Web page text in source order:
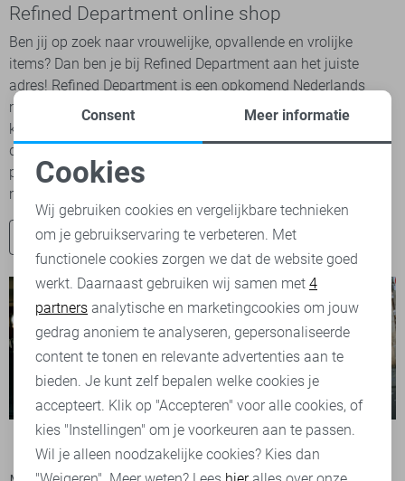
Refined Department online shop
Ben jij op zoek naar vrouwelijke, opvallende en vrolijke
items? Dan ben je bij Refined Department aan het juiste
adres! Refined Department is een opkomend Nederlands
merk dat betaalbare dameskleding aanbiedt. Alle
kledingstukken kenmerkt zich door veel kleur en unieke
details. Zo hebben de verschillende producten grafische
printjes, mooie kanten stoffen en zijn de modellen vlot en
modieus. Binnen...
Shop nu
Noodzakelijke cookies
Personalisatie cookies
Analytische cookies
Marketing cookies
Consent Meer informatie
Cookies
Wij gebruiken cookies en vergelijkbare technieken
om je gebruikservaring te verbeteren. Met
functionele cookies zorgen we dat de website goed
werkt. Daarnaast gebruiken wij samen met 4
partners analytische en marketingcookies om jouw
gedrag anoniem te analyseren, gepersonaliseerde
content te tonen en relevante advertenties aan te
bieden. Je kunt zelf bepalen welke cookies je
accepteert. Klik op "Accepteren" voor alle cookies, of
kies "Instellingen" om je voorkeuren aan te passen.
Wil je alleen noodzakelijke cookies? Kies dan